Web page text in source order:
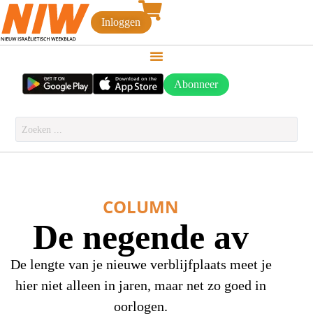
Inloggen
Abonneer
COLUMN
De negende av
De lengte van je nieuwe verblijfplaats meet je
hier niet alleen in jaren, maar net zo goed in
oorlogen.